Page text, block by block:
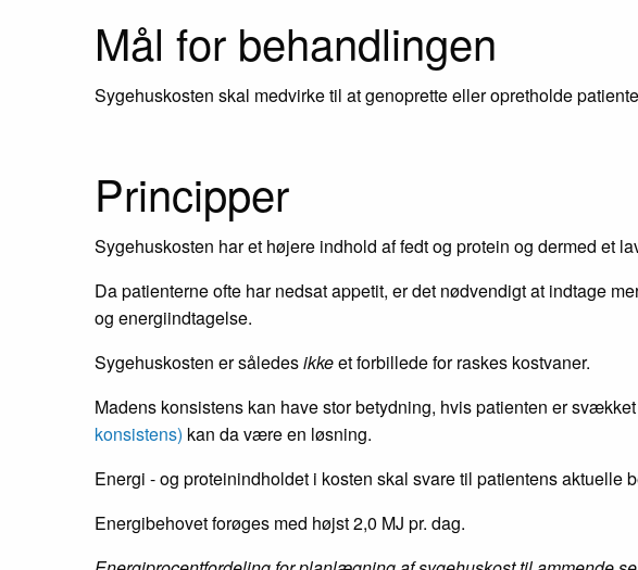
Mål for behandlingen
Sygehuskosten skal medvirke til at genoprette eller opretholde
Principper
Sygehuskosten har et højere indhold af fedt og protein og dermed et
Da patienterne ofte har nedsat appetit, er det nødvendigt at indtage
og energiindtagelse.
Sygehuskosten er såledesikkeet forbillede for raskes kostvaner.
Madens konsistens kan have stor betydning, hvis patienten er
konsistens) kan da være en løsning.
Energi - og proteinindholdet i kosten skal svare til patientens aktuelle
Energibehovet forøges med højst 2,0 MJ pr. dag.